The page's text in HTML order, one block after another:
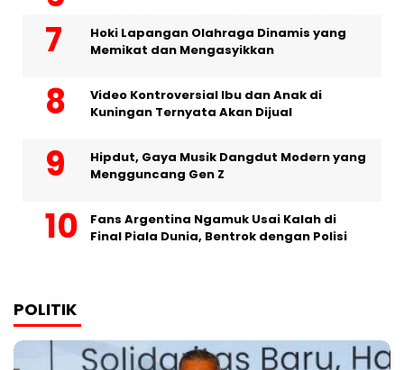
Hoki Lapangan Olahraga Dinamis yang
Memikat dan Mengasyikkan
Video Kontroversial Ibu dan Anak di
Kuningan Ternyata Akan Dijual
Hipdut, Gaya Musik Dangdut Modern yang
Mengguncang Gen Z
Fans Argentina Ngamuk Usai Kalah di
Final Piala Dunia, Bentrok dengan Polisi
POLITIK